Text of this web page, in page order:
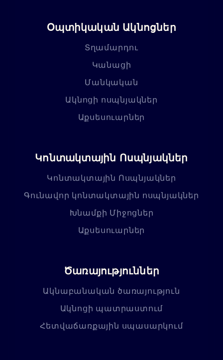
Օպտիկական Ակնոցներ
Տղամարդու
Կանացի
Մանկական
Ակնոցի ոսպնյակներ
Աքսեսուարներ
Կոնտակտային Ոսպնյակներ
Կոնտակտային Ոսպնյակներ
Գունավոր կոնտակտային ոսպնյակներ
Խնամքի Միջոցներ
Աքսեսուարներ
Ծառայություններ
Ակնաբանական ծառայություն
Ակնոցի պատրաստում
Հետվաճառքային սպասարկում